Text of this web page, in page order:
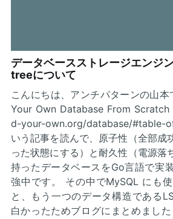
データベースストレージエンジ
treeについて
こんにちは、アンチパターンの山
Your Own Database From
d-your-own.org/database/
いう記事を読んで、原子性（全部成
った状態にする）と耐久性（電源落
持ったデータベースをGo言語で実
強中です。 その中でMySQL にも
と、もう一つのデータ構造である
白かったためブログにまとめまし